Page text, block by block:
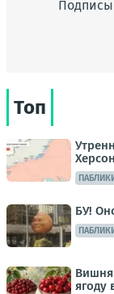
Топ
БУ!
ягоду